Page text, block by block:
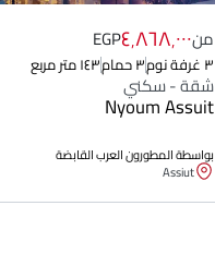
من٤٬٨٦٨٬٠٠٠EGP
٣ غرفة نوم ٣ حمام ١٤٣ متر مربع
شقة - سكني
Nyoum Assuit
بواسطة المطورون العرب القابضة
Assiut